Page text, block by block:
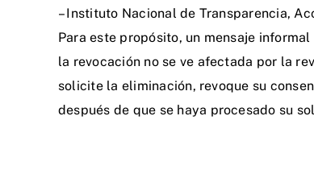
– Instituto Nacional de Transparencia,
Para este propósito, un mensaje
la revocación no se ve afectada por la
solicite la eliminación, revoque su
después de que se haya procesado su